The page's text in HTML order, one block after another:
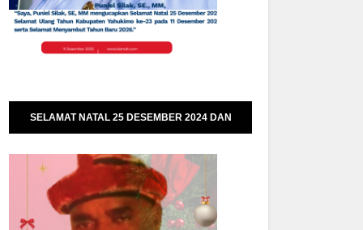
SELAMAT NATAL 25 DESEMBER 2024 DAN